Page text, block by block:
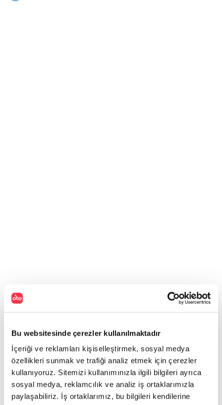
Bu websitesinde çerezler kullanılmaktadır
İçeriği ve reklamları kişiselleştirmek, sosyal medya
özellikleri sunmak ve trafiği analiz etmek için çerezler
kullanıyoruz. Sitemizi kullanımınızla ilgili bilgileri ayrıca
sosyal medya, reklamcılık ve analiz iş ortaklarımızla
paylaşabiliriz. İş ortaklarımız, bu bilgileri kendilerine